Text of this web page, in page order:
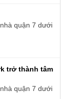
quận 7 dưới
trở thành tâm
quận 7 dưới